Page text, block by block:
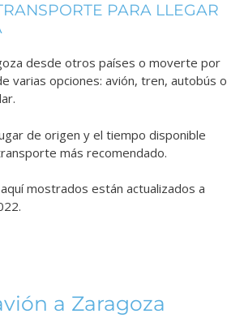
PARA LLEGAR
desde otros países o moverte por
varias opciones: avión, tren, autobús o
de origen y el tiempo disponible
más recomendado.
mostrados están actualizados a
a Zaragoza